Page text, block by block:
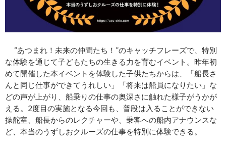
“あつまれ！未来の仲間たち！”のキャッチフレーズで、特別
な体験を通じて子どもたちの生きる力を育むイベント。昨年初
めて開催した本イベントを体験した子供たちからは、「船長さ
んと同じ仕事ができてうれしい」「将来は船員になりたい」な
どの声が上がり、船乗りの仕事の奥深さに触れた様子がうかが
える。2度目の実施となる今回も、普段は入ることができない
操舵室、船長からのレクチャーや、乗客への船内アナウンスな
ど、本当のうずしおクルーズの仕事を特別に体験できる。